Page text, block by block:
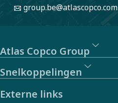
group.be@atlascopco.com
Atlas Copco Group
Snelkoppelingen
Externe links